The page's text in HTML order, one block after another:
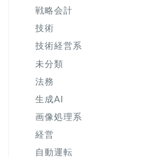
戦略会計
技術
技術経営系
未分類
法務
生成AI
画像処理系
経営
自動運転